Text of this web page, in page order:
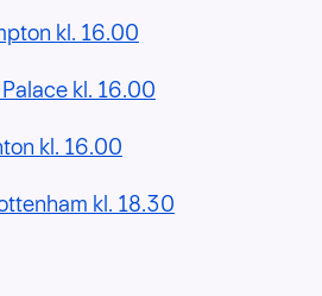
kl. 16.00
kl. 16.00
kl. 16.00
kl. 18.30